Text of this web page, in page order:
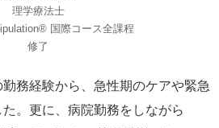
理学療法士
国際コース全課程
修了
務経験から、急性期のケアや緊急
。更に、病院勤務をしながら